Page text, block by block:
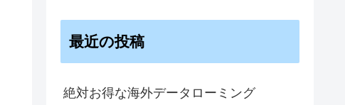
最近の投稿
絶対お得な海外データローミング